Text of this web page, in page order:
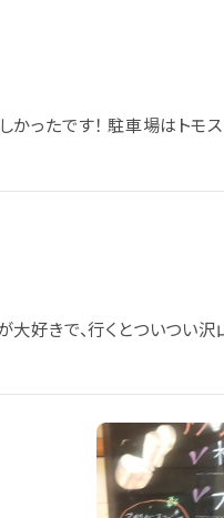
かったです！ 駐車場はトモ
好きで、行くとついつい沢